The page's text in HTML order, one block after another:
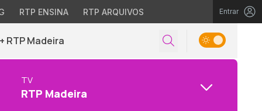
RTP ENSINA RTP ARQUIVOS Entrar
+ RTP Madeira
TV
RTP Madeira